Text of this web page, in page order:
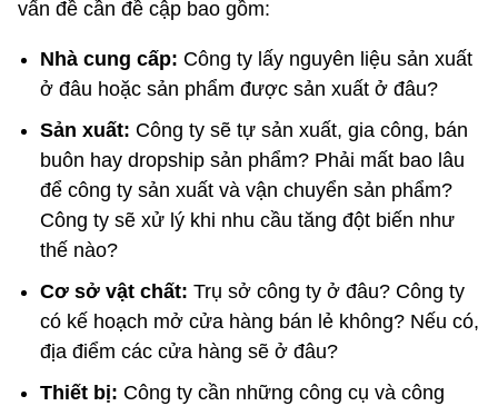
vấn đề cần đề cập bao gồm:
Nhà cung cấp: Công ty lấy nguyên liệu sản xuất
ở đâu hoặc sản phẩm được sản xuất ở đâu?
Sản xuất: Công ty sẽ tự sản xuất, gia công, bán
buôn hay dropship sản phẩm? Phải mất bao lâu
để công ty sản xuất và vận chuyển sản phẩm?
Công ty sẽ xử lý khi nhu cầu tăng đột biến như
thế nào?
Cơ sở vật chất: Trụ sở công ty ở đâu? Công ty
có kế hoạch mở cửa hàng bán lẻ không? Nếu có,
địa điểm các cửa hàng sẽ ở đâu?
Thiết bị: Công ty cần những công cụ và công